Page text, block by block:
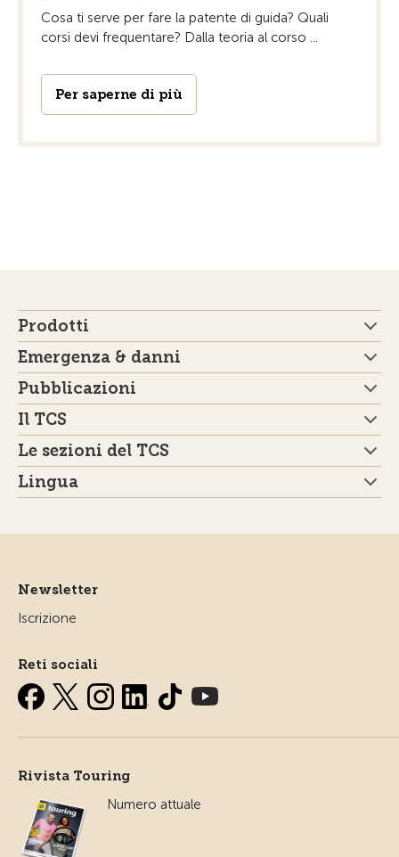
Cosa ti serve per fare la patente di guida? Quali
corsi devi frequentare? Dalla teoria al corso ...
Per saperne di più
Prodotti
Emergenza & danni
Pubblicazioni
Il TCS
Le sezioni del TCS
Lingua
Newsletter
Iscrizione
Reti sociali
Rivista Touring
Numero attuale